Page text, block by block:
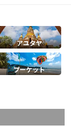
アユタヤ
プーケット